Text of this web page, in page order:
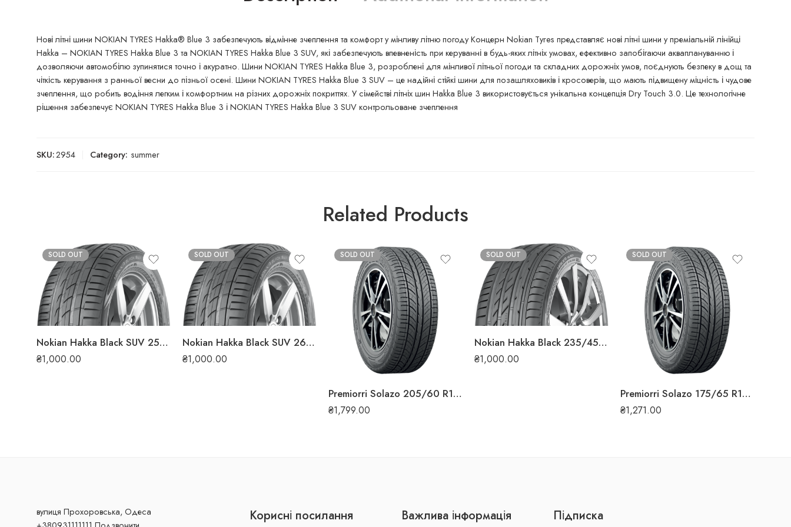
Нові літні шини NOKIAN TYRES Hakka® Blue 3 забезпечують відмінне зчеплення та комфорт у мінливу літню погоду Концерн Nokian Tyres представляє нові літні шини у преміальній лінійці
Hakka – NOKIAN TYRES Hakka Blue 3 та NOKIAN TYRES Hakka Blue 3 SUV, які забезпечують впевненість при керуванні в будь-яких літніх умовах, ефективно запобігаючи акваплануванню і
дозволяючи автомобілю зупинятися точно і акуратно. Шини NOKIAN TYRES Hakka Blue 3, розроблені для мінливої літньої погоди та складних дорожніх умов, поєднують безпеку в дощ та
чіткість керування з ранньої весни до пізньої осені. Шини NOKIAN TYRES Hakka Blue 3 SUV – це надійні стійкі шини для позашляховиків і кросоверів, що мають підвищену міцність і чудове
зчеплення, що робить водіння легким і комфортним на різних дорожніх покриттях. У сімействі літніх шин Hakka Blue 3 використовується унікальна концепція Dry Touch 3.0. Це технологічне
рішення забезпечує NOKIAN TYRES Hakka Blue 3 і NOKIAN TYRES Hakka Blue 3 SUV контрольоване зчеплення
SKU:2954 Category: summer
Related Products
SOLD OUT
Nokian Hakka Black SUV 255/55 R19 111W XL літня шина
₴1,000.00
SOLD OUT
Nokian Hakka Black SUV 265/45 ZR20 108Y XL літня шина
₴1,000.00
SOLD OUT
Premiorri Solazo 205/60 R16 92V літня шина
₴1,799.00
SOLD OUT
Nokian Hakka Black 235/45 R18 98W XL літня шина
₴1,000.00
SOLD OUT
Premiorri Solazo 175/65 R14 82H літня шина
₴1,271.00
вулиця Прохоровська, Одеса
Корисні посилання Важлива інформація Підписка